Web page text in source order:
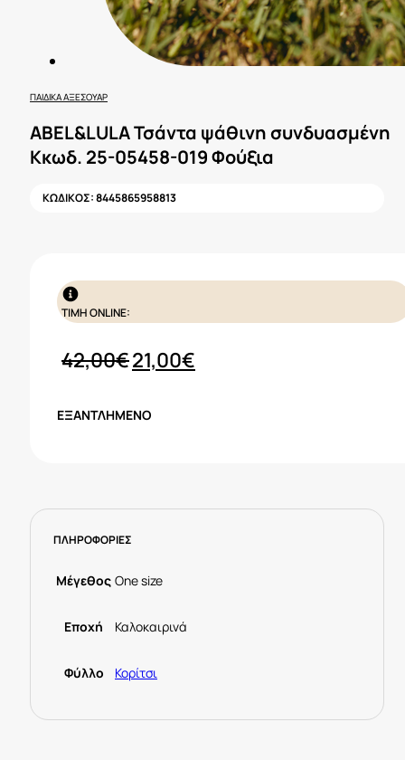
ΠΑΙΔΙΚΆ ΑΞΕΣΟΥΆΡ
ABEL&LULA Τσάντα ψάθινη συνδυασμένη
Κκωδ. 25-05458-019 Φούξια
ΚΩΔΙΚΟΣ:8445865958813
ΤΙΜΗ ONLINE:
42,00€Original
was:
21,00€
ΕΞΑΝΤΛΗΜΈΝΟ
ΠΛΗΡΟΦΟΡΙΕΣ
Μέγεθος One size
Εποχή Καλοκαιρινά
Φύλλο Κορίτσι